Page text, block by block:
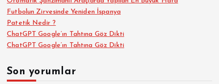
Futbolun Zirvesinde Yeniden İspanya
Patetik Nedir ?
ChatGPT Google’ın Tahtına Göz Dikti
ChatGPT Google’ın Tahtına Göz Dikti
Son yorumlar